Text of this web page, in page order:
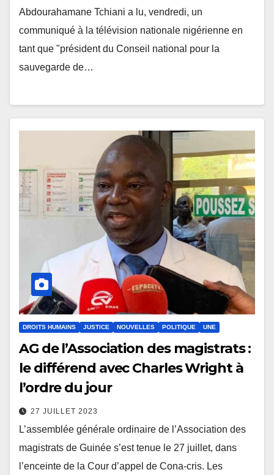
Abdourahamane Tchiani a lu, vendredi, un
communiqué à la télévision nationale nigérienne en
tant que "président du Conseil national pour la
sauvegarde de…
DROITS HUMAINS JUSTICE NOUVELLES POLITIQUE UNE
AG de l’Association des magistrats :
le différend avec Charles Wright à
l’ordre du jour
27 JUILLET 2023
L’assemblée générale ordinaire de l’Association des
magistrats de Guinée s’est tenue le 27 juillet, dans
l’enceinte de la Cour d’appel de Cona-cris. Les